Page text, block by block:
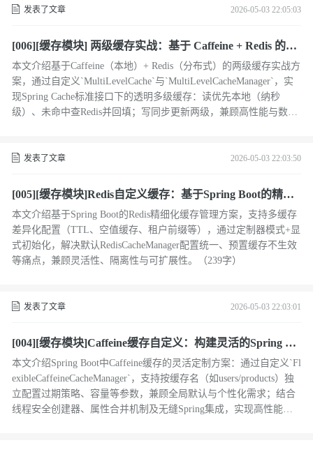
发表了文章 2026-05-03 22:05:03
[006][缓存模块] 两级缓存实战：基于 Caffeine + Redis 的多
级缓存设计与实现
本文介绍基于Caffeine（本地）+ Redis（分布式）的两级缓存实战方
案，通过自定义`MultiLevelCache`与`MultiLevelCacheManager`，实
现Spring Cache标准接口下的透明多级缓存：读优先本地（纳秒
级）、未命中查Redis并回填；写同步更新两级，兼顾高性能与数据
发表了文章 2026-05-03 22:03:50
[005][缓存模块]Redis自定义缓存：基于Spring Boot的精细
化缓存管理实践
本文介绍基于Spring Boot的Redis精细化缓存管理方案，支持多缓存
差异化配置（TTL、空值缓存、租户前缀等），通过定制器模式+显
式初始化，解决默认RedisCacheManager配置统一、预置缓存不生效
等痛点，兼顾灵活性、隔离性与可扩展性。（239字）
发表了文章 2026-05-03 22:03:01
[004][缓存模块]Caffeine缓存自定义：构建灵活的Spring Bo
ot缓存管理器
本文介绍Spring Boot中Caffeine缓存的灵活定制方案：通过自定义`Fl
exibleCaffeineCacheManager`，支持按缓存名（如users/products）独
立配置过期策略、容量等参数，兼顾全局默认与个性化需求；结合
线程安全创建器、属性合并机制及无缝Spring集成，实现高性能、